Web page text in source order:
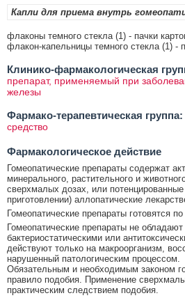
Капли для приема внутрь
флаконы темного стекла (1) - пачки
флакон-капельницы темного стекла (1) -
Клинико-фармакологическая
препарат, применяемый при
железы
Фармако-терапевтическая группа:
средство
Фармакологическое действие
Гомеопатические препараты содержат
минерального, растительного и
сверхмалых дозах, или потенцированные
приготовлении) аллопатические
Гомеопатические препараты готовятся
Гомеопатические препараты не
бактериостатическими или
действуют только на макроорганизм,
нарушенный патологическим процессом.
Обязательным и необходимым законом
правило подобия. Применение
практическим следствием подобия.